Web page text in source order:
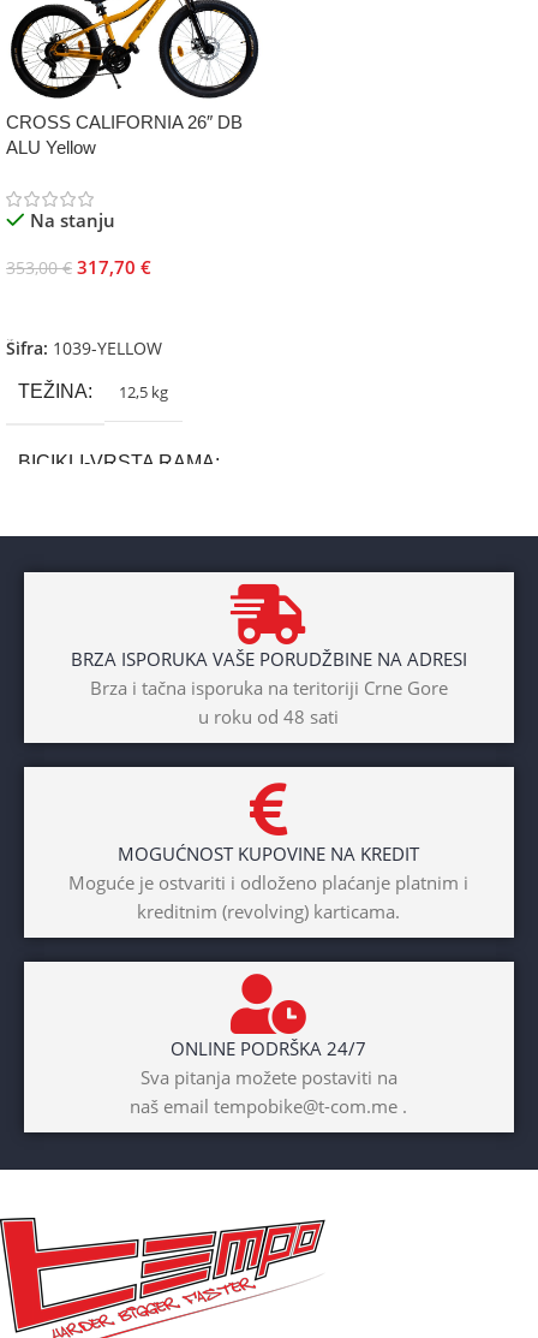
CROSS CALIFORNIA 26″ DB
ALU Yellow
Na stanju
353,00€ 317,70 €
Šifra: 1039-YELLOW
TEŽINA 12,5 kg
BICIKLI-VRSTA RAMA
Unisex
BICIKLI-TIP RAMA
Prednji amotrizer
BICIKLI-KOČNICE
Disk mehanički
BRZA ISPORUKA VAŠE PORUDŽBINE NA ADRESI
Brza i tačna isporuka na teritoriji Crne Gore
u roku od 48 sati
MOGUĆNOST KUPOVINE NA KREDIT
Moguće je ostvariti i odloženo plaćanje platnim i
kreditnim (revolving) karticama.
ONLINE PODRŠKA 24/7
Sva pitanja možete postaviti na
naš email tempobike@t-com.me .